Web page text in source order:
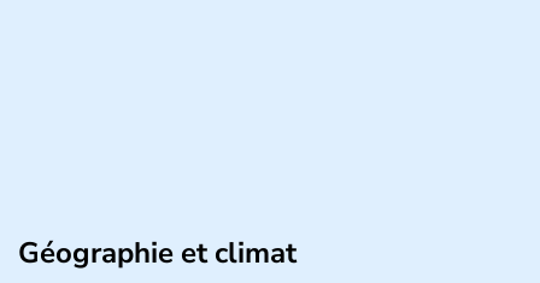
Géographie et climat